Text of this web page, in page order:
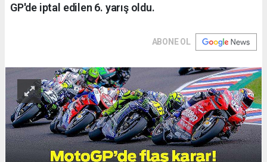
GP'de iptal edilen 6. yarış oldu.
ABONE OL